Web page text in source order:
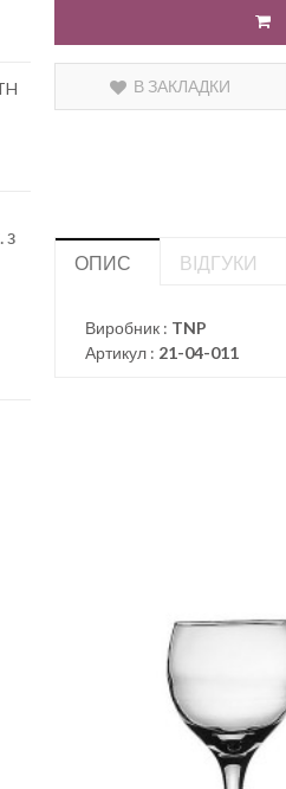
з
В ЗАКЛАДКИ
ОПИС ВІДГУКИ
Виробник : TNP
Артикул : 21-04-011